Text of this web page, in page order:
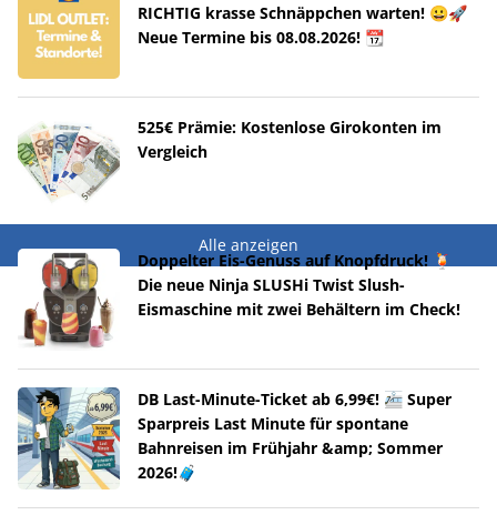
RICHTIG krasse Schnäppchen warten! 😀🚀
Neue Termine bis 08.08.2026! 📆
525€ Prämie: Kostenlose Girokonten im
Vergleich
Alle anzeigen
Doppelter Eis-Genuss auf Knopfdruck! 🍹
Die neue Ninja SLUSHi Twist Slush-
Eismaschine mit zwei Behältern im Check!
DB Last-Minute-Ticket ab 6,99€! 🚈 Super
Sparpreis Last Minute für spontane
Bahnreisen im Frühjahr &amp; Sommer
2026!🧳